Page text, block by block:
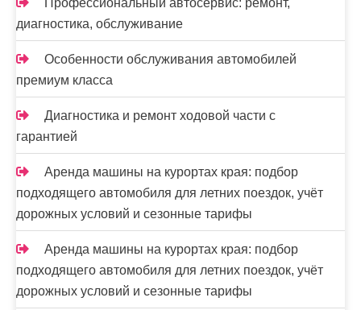
Профессиональный автосервис: ремонт,
диагностика, обслуживание
Особенности обслуживания автомобилей
премиум класса
Диагностика и ремонт ходовой части с
гарантией
Аренда машины на курортах края: подбор
подходящего автомобиля для летних поездок, учёт
дорожных условий и сезонные тарифы
Аренда машины на курортах края: подбор
подходящего автомобиля для летних поездок, учёт
дорожных условий и сезонные тарифы